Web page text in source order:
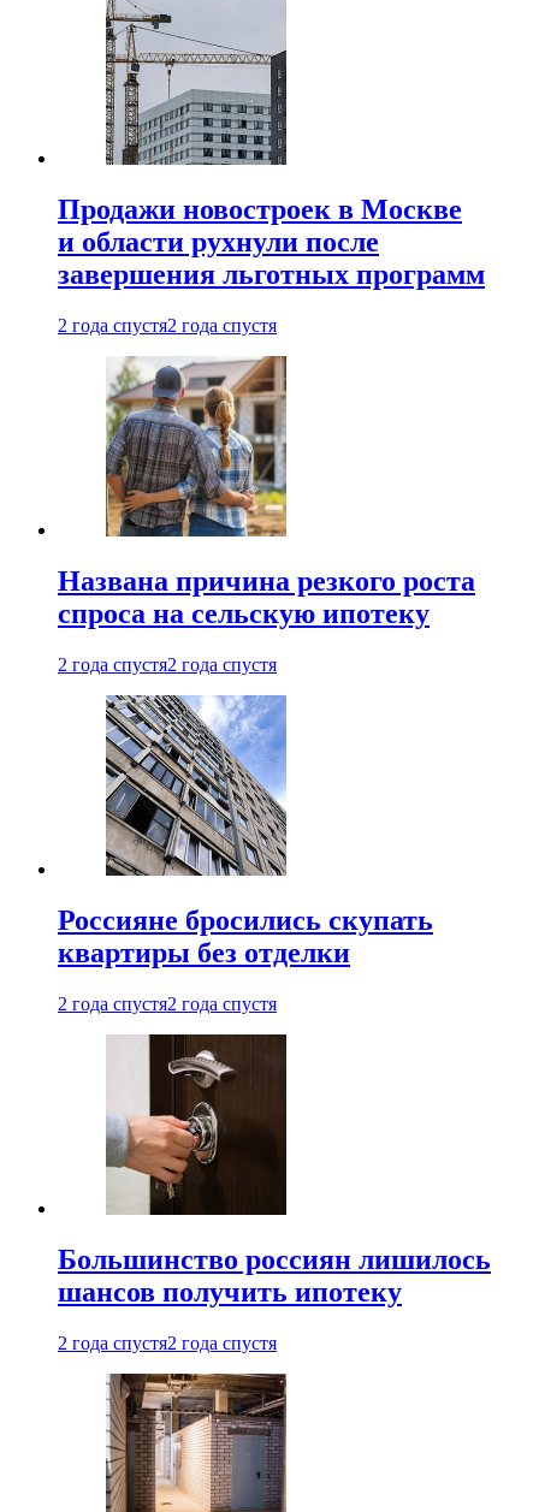
Продажи новостроек в Москве
и области рухнули после
завершения льготных программ
2 года спустя2 года спустя
Названа причина резкого роста
спроса на сельскую ипотеку
2 года спустя2 года спустя
Россияне бросились скупать
квартиры без отделки
2 года спустя2 года спустя
Большинство россиян лишилось
шансов получить ипотеку
2 года спустя2 года спустя